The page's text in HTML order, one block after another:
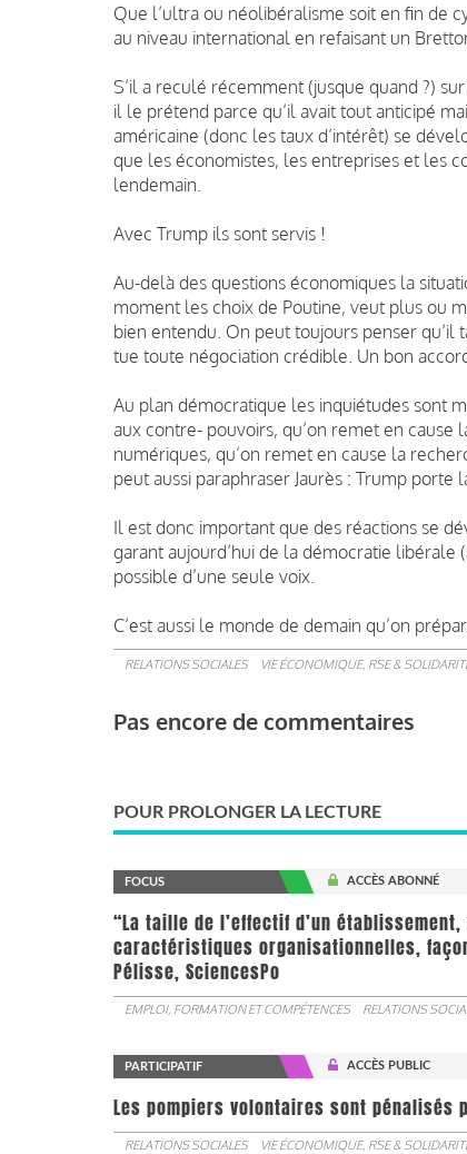
Que l’ultra ou néolibéralisme soit en fin de
au niveau international en refaisant un
S’il a reculé récemment (jusque quand ?)
il le prétend parce qu’il avait tout anticipé
américaine (donc les taux d’intérêt) se
que les économistes, les entreprises et les
lendemain.
Avec Trump ils sont servis !
Au-delà des questions économiques la
moment les choix de Poutine, veut plus ou
bien entendu. On peut toujours penser
tue toute négociation crédible. Un bon
Au plan démocratique les inquiétudes sont
aux contre- pouvoirs, qu’on remet en cause
numériques, qu’on remet en cause la
peut aussi paraphraser Jaurès : Trump
Il est donc important que des réactions se
garant aujourd’hui de la démocratie
possible d’une seule voix.
C’est aussi le monde de demain qu’on
RELATIONS SOCIALES VIE ÉCONOMIQUE, RSE &
Pas encore de commentaires
POUR PROLONGER LA LECTURE
FOCUS ACCÈS ABONNÉ
“La taille de l’effectif d’un
caractéristiques organisationnelles,
Pélisse, SciencesPo
EMPLOI, FORMATION ET COMPÉTENCES RELATIONS
PARTICIPATIF ACCÈS PUBLIC
Les pompiers volontaires sont pénalisés
RELATIONS SOCIALES VIE ÉCONOMIQUE, RSE &